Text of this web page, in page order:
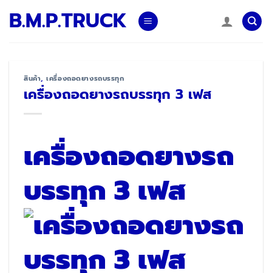
B.M.P.TRUCK
สินค้า,เครื่องถอดยางรถบรรทุก
เครื่องถอดยางรถบรรทุก 3 เฟส
เครื่องถอดยางรถ
บรรทุก 3 เฟส